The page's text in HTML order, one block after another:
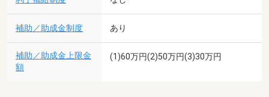
補助／助成金制度 あり
補助／助成金上限金
額
(1)60万円(2)50万円(3)30万円